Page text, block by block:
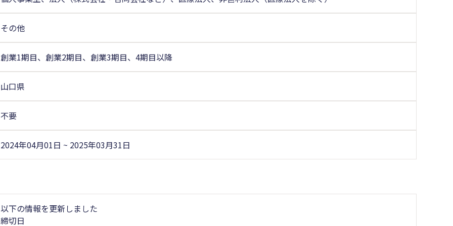
その他
創業1期目、創業2期目、創業3期目、4期目以降
山口県
不要
2024年04月01日 ~ 2025年03月31日
以下の情報を更新しました
締切日